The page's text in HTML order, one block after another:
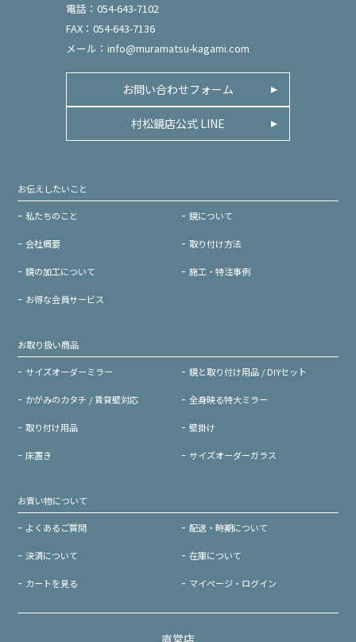
電話：054-643-7102
FAX：054-643-7136
メール： info@muramatsu-kagami.com
お問い合わせフォーム
村松鏡店公式 LINE
お伝えしたいこと
私たちのこと 鏡について
会社概要 取り付け方法
鏡の加工について 施工・特注事例
お得な会員サービス
お取り扱い商品
サイズオーダーミラー 鏡と取り付け用品 / DIYセット
かがみのカタチ / 賃貸壁対応 全身映る特大ミラー
取り付け用品 壁掛け
床置き サイズオーダーガラス
お買い物について
よくあるご質問 配送・時期について
決済について 在庫について
カートを見る マイページ・ログイン